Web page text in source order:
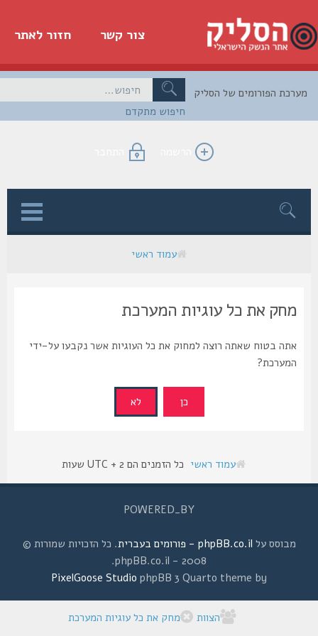
חזור לאתר צור קשר
חיפוש מתקדם
הפורומים של הסליק
הרשמה התחבר
עמוד ראשי
מחק את כל עוגיות המערכת
אתה בטוח שאתה רוצה למחוק את כל העוגיות אשר נקבעו על-ידי
המערכת?
עמוד ראשי כל הזמנים הם UTC + 2 שעות
POWERED_BY
מבוסס עלphpBB.co.il - פורומים בעברית
. כל הזכויות שמורות ©
2008 - phpBB.co.il.
phpBB 3 Quarto theme by
PixelGoose Studio
הצוות מחק את כל עוגיות המערכת